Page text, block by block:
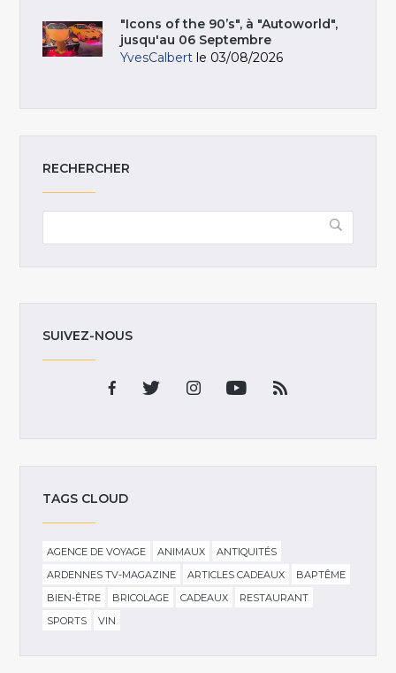
"Icons of the 90’s", à "Autoworld",
jusqu'au 06 Septembre
YvesCalbert le 03/08/2026
RECHERCHER
SUIVEZ-NOUS
TAGS CLOUD
AGENCE DE VOYAGE ANIMAUX
ANTIQUITÉS
ARDENNES TV-MAGAZINE
ARTICLES CADEAUX
BAPTÊME
BIEN-ÊTRE
BRICOLAGE CADEAUX
RESTAURANT
SPORTS
VIN